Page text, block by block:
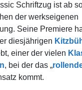
Schriftzug ist ab
der werkseigenen
Seine Premiere
diesjährigen
einer der vielen
, bei der das „
kommt.